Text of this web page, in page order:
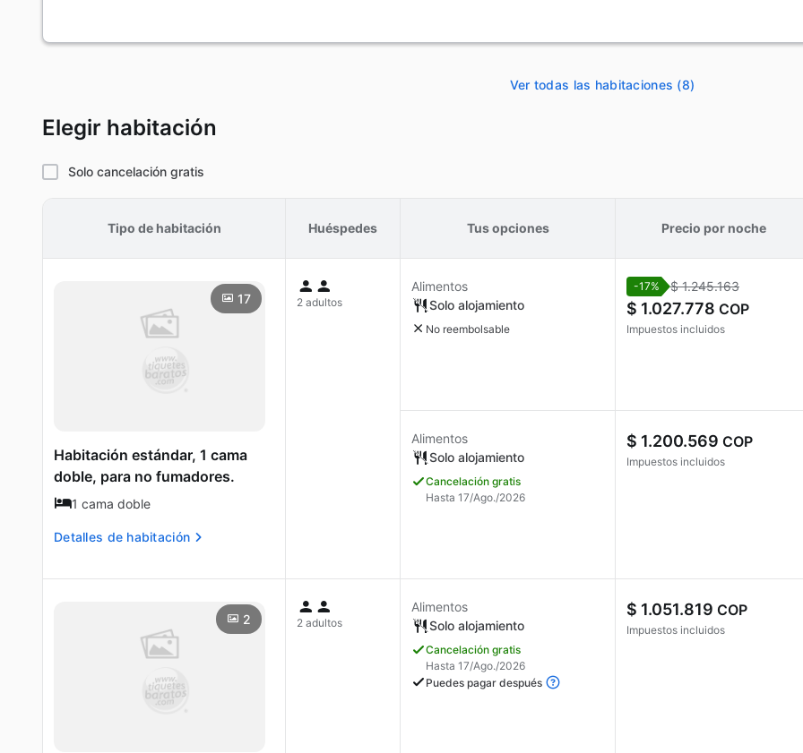
Ver todas las habitaciones (8)
Elegir habitación
Solo cancelación gratis
Tipo de habitación Huéspedes Tus opciones Precio por noche
17
Habitación estándar, 1 cama
doble, para no fumadores.
1 cama doble
Detalles de habitación
2 adultos
Alimentos
Solo alojamiento
No reembolsable
-17% $ 1.245.163
$ 1.027.778 COP
Impuestos incluidos
Alimentos
Solo alojamiento
Cancelación gratis
Hasta 17/Ago./2026
$ 1.200.569 COP
Impuestos incluidos
2 2 adultos
Alimentos
Solo alojamiento
Cancelación gratis
Hasta 17/Ago./2026
Puedes pagar después
$ 1.051.819 COP
Impuestos incluidos